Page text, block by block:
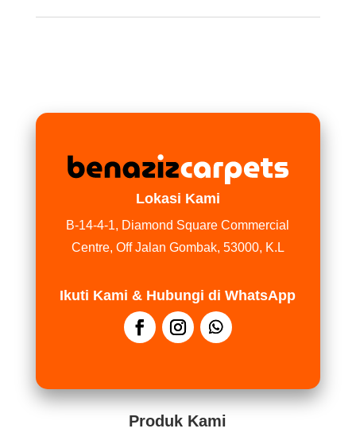
Lokasi Kami
B-14-4-1, Diamond Square Commercial
Centre, Off Jalan Gombak, 53000, K.L
Ikuti Kami & Hubungi di WhatsApp
Produk Kami